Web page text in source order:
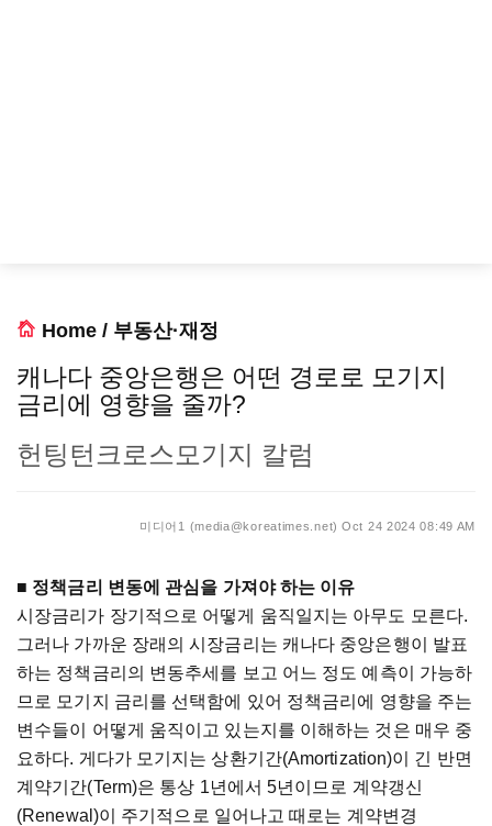
Home / 부동산·재정
캐나다 중앙은행은 어떤 경로로 모기지
금리에 영향을 줄까?
헌팅턴크로스모기지 칼럼
미디어1 (media@koreatimes.net) Oct 24 2024 08:49 AM
■ 정책금리 변동에 관심을 가져야 하는 이유
시장금리가 장기적으로 어떻게 움직일지는 아무도 모른다.
그러나 가까운 장래의 시장금리는 캐나다 중앙은행이 발표
하는 정책금리의 변동추세를 보고 어느 정도 예측이 가능하
므로 모기지 금리를 선택함에 있어 정책금리에 영향을 주는
변수들이 어떻게 움직이고 있는지를 이해하는 것은 매우 중
요하다. 게다가 모기지는 상환기간(Amortization)이 긴 반면
계약기간(Term)은 통상 1년에서 5년이므로 계약갱신
(Renewal)이 주기적으로 일어나고 때로는 계약변경